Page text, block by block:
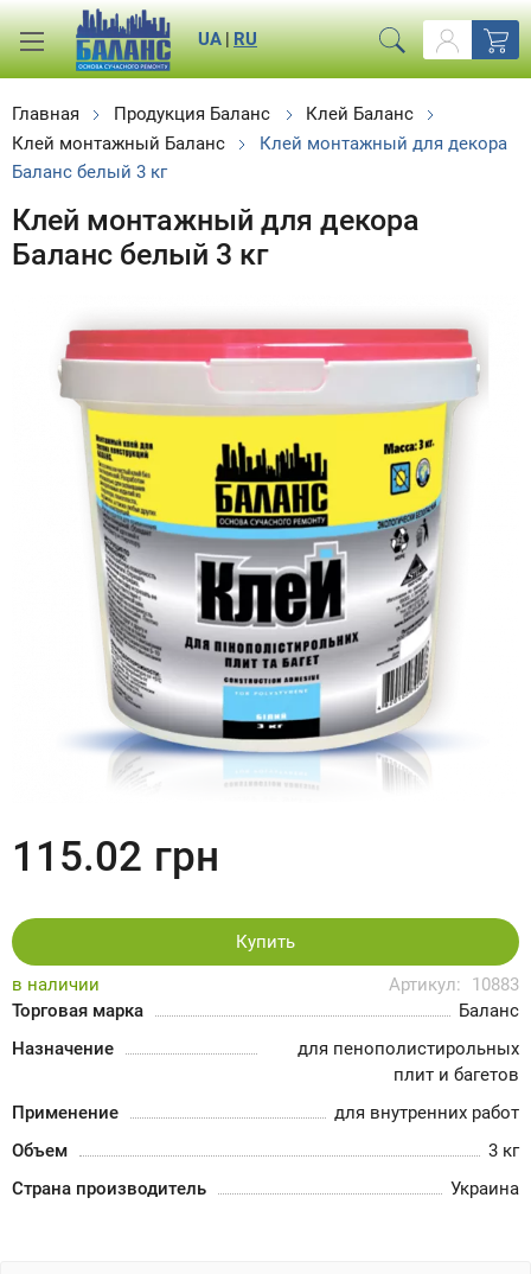
RU
|
UA
Главная Продукция Баланс
Клей Баланс
Клей монтажный Баланс
Клей монтажный для декора
Баланс белый 3 кг
Клей монтажный для декора
Баланс белый 3 кг
в наличии Артикул:
10883
Торговая марка
Баланс
Назначение
для пенополистирольных
плит и багетов
Применение
для внутренних работ
Объем
3 кг
Страна производитель
Украина
115.02 грн
Купить